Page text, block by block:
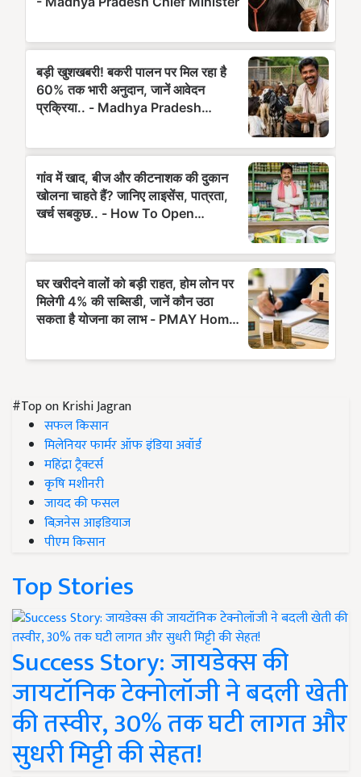
#Top on Krishi Jagran
सफल किसान
मिलेनियर फार्मर ऑफ इंडिया अवॉर्ड
महिंद्रा ट्रैक्टर्स
कृषि मशीनरी
जायद की फसल
बिज़नेस आइडियाज
पीएम किसान
Top Stories
Success Story: जायडेक्स की
जायटॉनिक टेक्नोलॉजी ने बदली खेती
की तस्वीर, 30% तक घटी लागत और
सुधरी मिट्टी की सेहत!